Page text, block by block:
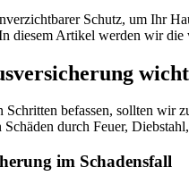
Schutz, um Ihr
diesem Artikel werden wir
befassen, sollten wir
durch Feuer,
im Schadensfall